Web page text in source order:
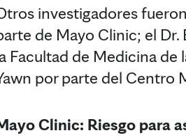
investigadores
de Mayo Clinic; el
Facultad de Medicina de
por parte del Centro
Clinic: Riesgo para